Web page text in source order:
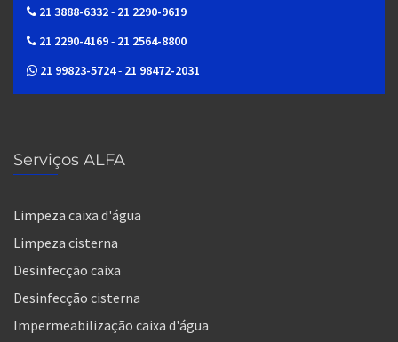
21 3888-6332- 21 2290-9619
21 2290-4169- 21 2564-8800
21 99823-5724- 21 98472-2031
Serviços ALFA
Limpeza caixa d'água
Limpeza cisterna
Desinfecção caixa
Desinfecção cisterna
Impermeabilização caixa d'água